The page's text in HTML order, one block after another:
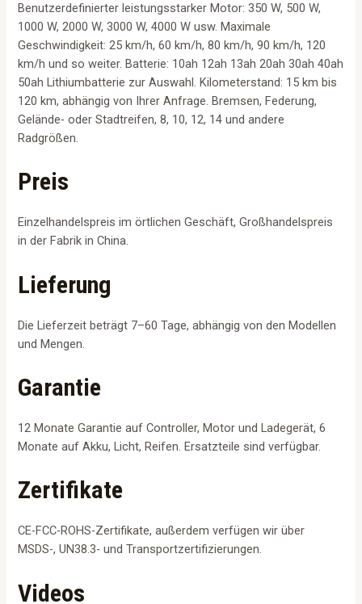
Benutzerdefinierter leistungsstarker Motor: 350 W, 500 W,
1000 W, 2000 W, 3000 W, 4000 W usw. Maximale
Geschwindigkeit: 25 km/h, 60 km/h, 80 km/h, 90 km/h, 120
km/h und so weiter. Batterie: 10ah 12ah 13ah 20ah 30ah 40ah
50ah Lithiumbatterie zur Auswahl. Kilometerstand: 15 km bis
120 km, abhängig von Ihrer Anfrage. Bremsen, Federung,
Gelände- oder Stadtreifen, 8, 10, 12, 14 und andere
Radgrößen.
Preis
Einzelhandelspreis im örtlichen Geschäft, Großhandelspreis
in der Fabrik in China.
Lieferung
Die Lieferzeit beträgt 7–60 Tage, abhängig von den Modellen
und Mengen.
Garantie
12 Monate Garantie auf Controller, Motor und Ladegerät, 6
Monate auf Akku, Licht, Reifen. Ersatzteile sind verfügbar.
Zertifikate
CE-FCC-ROHS-Zertifikate, außerdem verfügen wir über
MSDS-, UN38.3- und Transportzertifizierungen.
Videos